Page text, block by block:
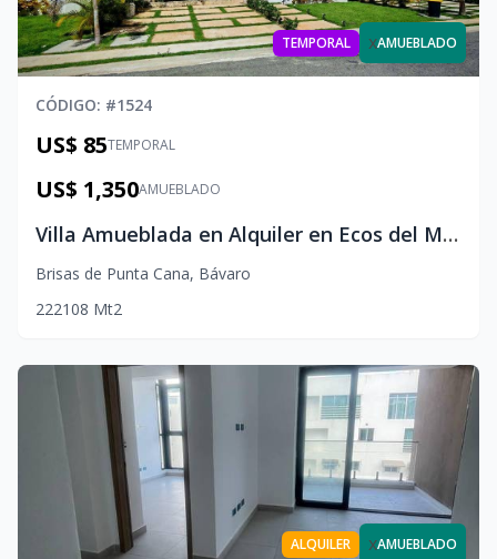
TEMPORAL xAMUEBLADO
CÓDIGO: #1524
TEMPORAL
US$ 85
AMUEBLADO
US$ 1,350
Villa Amueblada en Alquiler en Ecos del Mar, Punta Cana
Brisas de Punta Cana, Bávaro
222108 Mt2
ALQUILER xAMUEBLADO